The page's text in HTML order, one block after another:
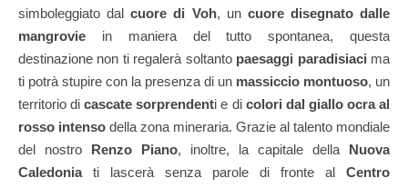
simboleggiato dalcuore di Voh, un cuore disegnato dalle
mangrovie in maniera del tutto spontanea, questa
destinazione non ti regalerà soltanto paesaggi paradisiaci ma
ti potrà stupire con la presenza di un massiccio montuoso, un
territorio dicascate sorprendenti e di colori dal giallo ocra al
rosso intenso della zona mineraria. Grazie al talento mondiale
del nostro Renzo Piano, inoltre, la capitale della Nuova
Caledoniati lascerà senza parole di fronte al Centro